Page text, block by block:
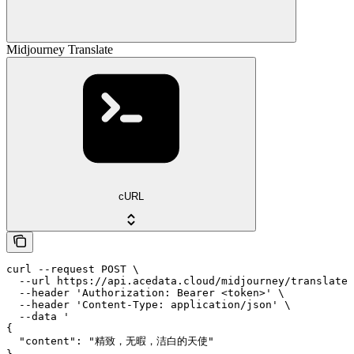
Midjourney Translate
cURL
curl --request POST \
--url https://api.acedata.cloud/midjourney/translate
  --header 'Authorization: Bearer <token>' \
  --header 'Content-Type: application/json' \
  --data '
{
  "content": "精致，无暇，洁白的天使"